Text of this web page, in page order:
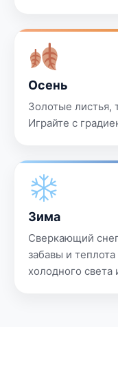
Осень
Золотые листья,
Играйте с
Зима
Сверкающий
забавы и
холодного света